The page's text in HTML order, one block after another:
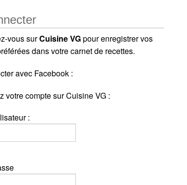
vous surCuisine VGpour enregistrer vos
dans votre carnet de recettes.
avec Facebook :
votre compte sur Cuisine VG :
: